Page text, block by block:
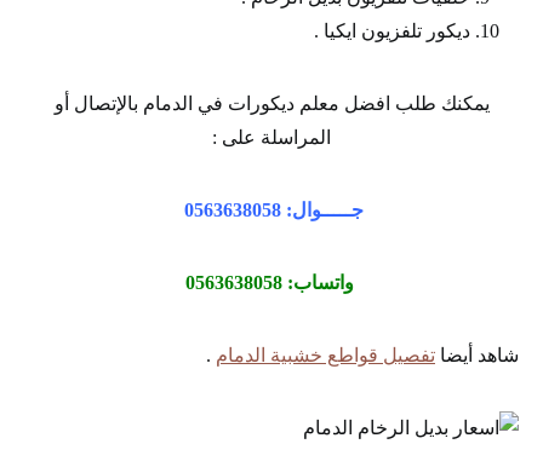
ديكور تلفزيون ايكيا .
يمكنك طلب افضل معلم ديكورات في الدمام بالإتصال أو
المراسلة على :
جـــــوال: 0563638058
واتساب: 0563638058
شاهد أيضا تفصيل قواطع خشبية الدمام .